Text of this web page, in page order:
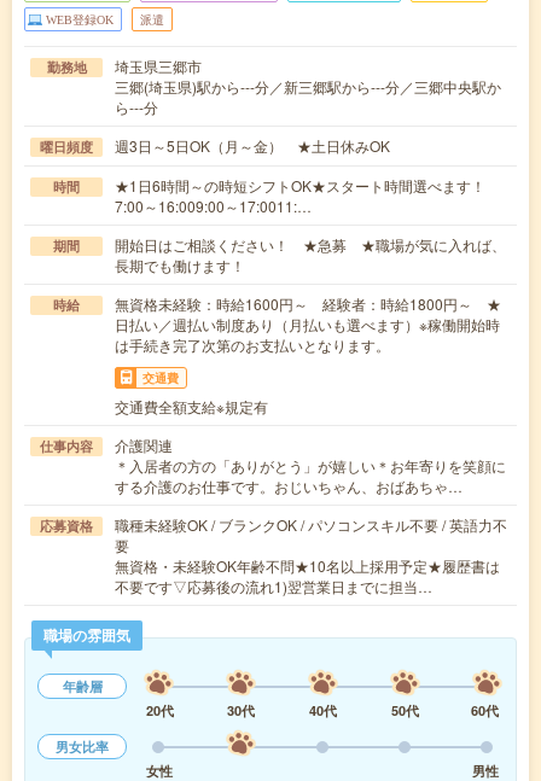
WEB登録OK 派遣
勤務地
埼玉県三郷市
三郷(埼玉県)駅から---分／新三郷駅から---分／三郷中央駅か
ら---分
曜日頻度 週3日～5日OK（月～金） ★土日休みOK
時間
★1日6時間～の時短シフトOK★スタート時間選べます！
7:00～16:009:00～17:0011:…
期間
開始日はご相談ください！ ★急募 ★職場が気に入れば、
長期でも働けます！
時給
無資格未経験：時給1600円～ 経験者：時給1800円～ ★
日払い／週払い制度あり（月払いも選べます）※稼働開始時
は手続き完了次第のお支払いとなります。
交通費
交通費全額支給※規定有
仕事内容
介護関連
＊入居者の方の「ありがとう」が嬉しい＊お年寄りを笑顔に
する介護のお仕事です。おじいちゃん、おばあちゃ…
応募資格
職種未経験OK / ブランクOK / パソコンスキル不要 / 英語力不
要
無資格・未経験OK年齢不問★10名以上採用予定★履歴書は
不要です▽応募後の流れ1)翌営業日までに担当…
職場の雰囲気
年齢層
20代
30代 40代 50代
60代
男女比率
女性
男性